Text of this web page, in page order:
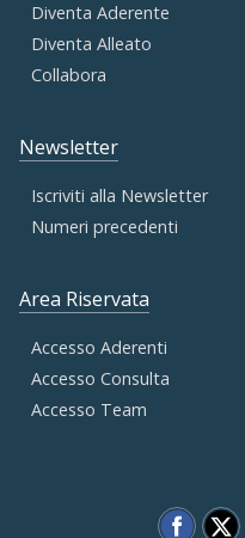
Diventa Aderente
Diventa Alleato
Collabora
Newsletter
Iscriviti alla Newsletter
Numeri precedenti
Area Riservata
Accesso Aderenti
Accesso Consulta
Accesso Team